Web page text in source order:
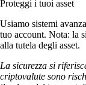
Proteggi i tuoi asset
Usiamo sistemi
tuo account. Nota: la
alla tutela degli asset.
La sicurezza si
criptovalute sono